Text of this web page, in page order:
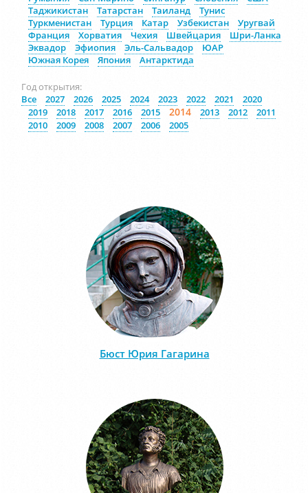
Таджикистан
Татарстан Таиланд
Тунис
Туркменистан
Турция Катар Узбекистан
Уругвай
Франция
Хорватия Чехия Швейцария
Шри-Ланка
Эквадор
Эфиопия Эль-Сальвадор
ЮАР
Южная Корея
Япония Антарктида
Год открытия:
Все
2027 2026 2025 2024 2023 2022 2021
2020
2019
2018 2017 2016 2015 2014 2013 2012
2011
2010
2009 2008 2007 2006 2005
Бюст Юрия Гагарина